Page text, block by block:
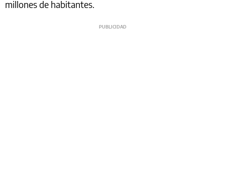
millones de habitantes.